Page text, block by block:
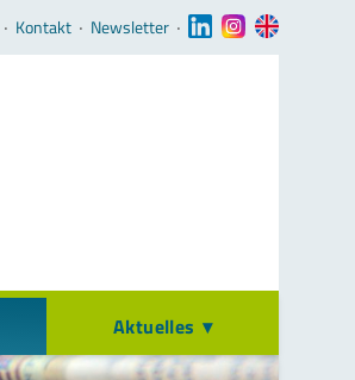
überspringen
‧ Kontakt ‧ Newsletter ‧
Aktuelles